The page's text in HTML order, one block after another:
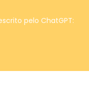
pelo ChatGPT: